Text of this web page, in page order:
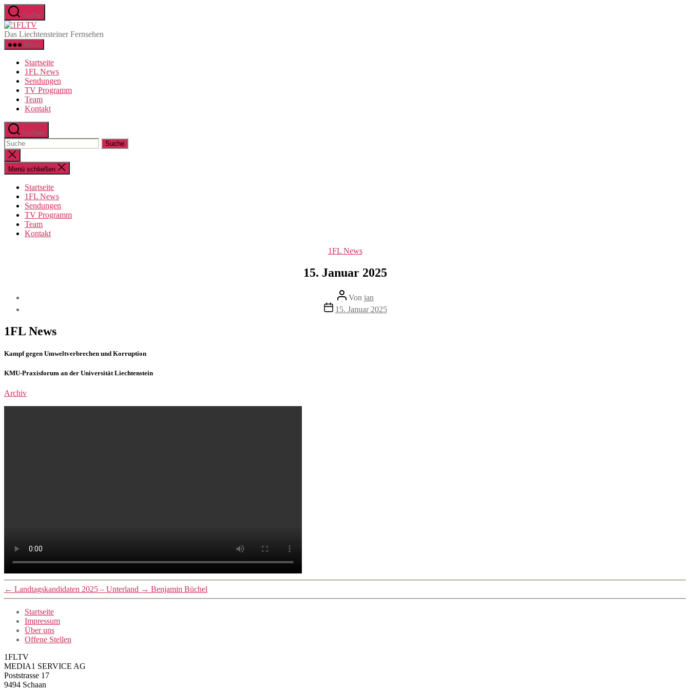
Direkt
zum
Inhalt
wechseln
Suche
1FLTV
Das Liechtensteiner Fernsehen
Menü
Startseite
1FL News
Sendungen
TV Programm
Team
Kontakt
Suchen
Suche
nach:
Suche
schließen
Menü schließen
Startseite
1FL News
Sendungen
TV Programm
Team
Kontakt
Kategorien
1FL News
15. Januar 2025
Beitragsautor
Von jan
Beitragsdatum
15. Januar 2025
1FL News
Kampf gegen Umweltverbrechen und Korruption
KMU-Praxisforum an der Universität Liechtenstein
Archiv
← Landtagskandidaten 2025 – Unterland → Benjamin Büchel
Startseite
Impressum
Über uns
Offene Stellen
1FLTV
MEDIA1 SERVICE AG
Poststrasse 17
9494 Schaan